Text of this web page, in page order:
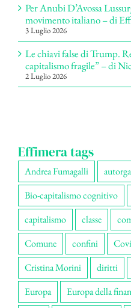
Per Anubi D’Avossa
movimento italiano – di
3 Luglio 2026
Le chiavi false di Trump.
capitalismo fragile” – di
2 Luglio 2026
Effimera tags
Andrea Fumagalli
Bio-capitalismo cognitivo
capitalismo
classe
Comune
confini
Cristina Morini
diritti
Europa
Europa della